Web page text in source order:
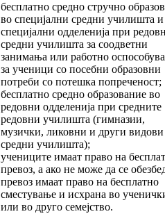
бесплатно средно стручно
во специјални средни училишта
специјални одделенија при
средни училишта за соодветни
занимања или работно
за ученици со посебни образовни
потреби со потешка попреченост;
бесплатно средно образование во
редовни одделенија при средните
редовни училишта (гимназии,
музички, ликовни и други видови
средни училишта);
учениците имаат право на
превоз, а ако не може да се
превоз имаат право на бесплатно
сместување и исхрана во
или во друго семејство.